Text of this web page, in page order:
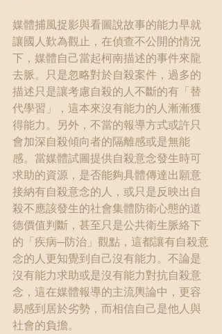
媒體捕風捉影與看圖說故事的能力早就
讓國人歎為觀止，在偵查不公開的情況
下，媒體自己當起柯南描述的事件來龍
去脈。只是忽略對於自殺案件，過多的
描述只是讓考慮自殺的人不斷的有「替
代學習」，這本來沒有能力的人漸漸獲
得能力。另外，不當的報導方式或許只
會加深自殺傾向者的隔離感或是無能
感。當媒體試圖提供自殺意念發生時可
求助的資源，是否能夠具體傳達出願意
接納有自殺意念的人，或只是反映出自
殺不應該發生的社會集體防衛心態的道
德價值判斷，甚至只是公共衛生脈絡下
的「疾病─防治」觀點，這都讓有自殺意
念的人更知覺到自己沒有能力。不論是
沒有能力求助或是沒有能力對抗自殺意
念，這在媒體報導的主流輿論中，更容
易感到居於劣勢，而相信自己是他人與
社會的負擔。